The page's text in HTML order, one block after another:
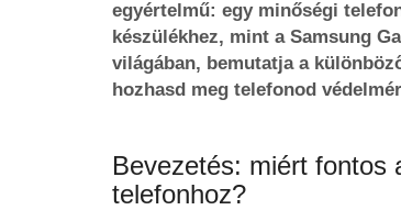
egyértelmű: egy minőségi
készülékhez, mint a Samsung
világában, bemutatja a
hozhasd meg telefonod
Bevezetés: miért fontos
telefonhoz?